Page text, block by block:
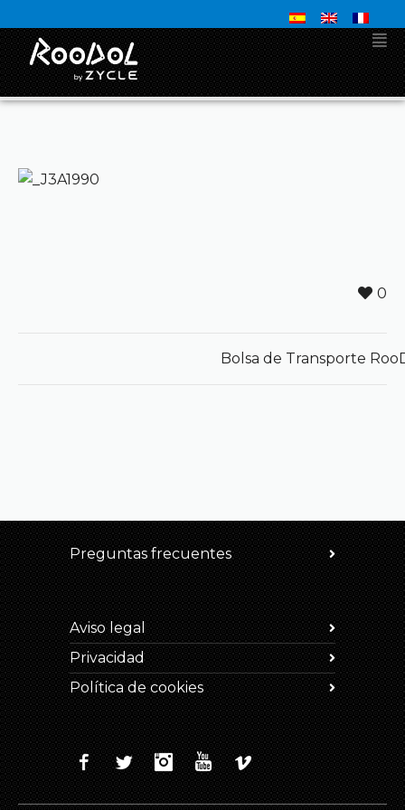
0
Bolsa de Transporte
Preguntas frecuentes
Aviso legal
Privacidad
Política de cookies
Facebook
Twitter InstagramYouTube